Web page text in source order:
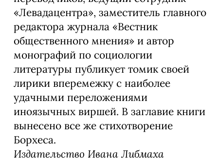
«Левадацентра», заместитель главного
редактора журнала «Вестник
общественного мнения» и автор
монографий по социологии
литературы публикует томик своей
лирики вперемежку с наиболее
удачными переложениями
иноязычных виршей. В заглавие книги
вынесено все же стихотворение
Борхеса.
Издательство Ивана Либмаха